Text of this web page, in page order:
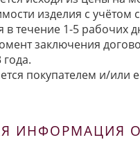
изделия с
течение 1-5 рабочих
заключения
покупателем и/или
ИНФОРМАЦИЯ